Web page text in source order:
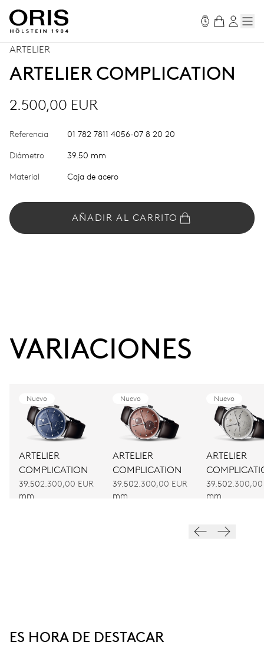
ARTELIER
ARTELIER COMPLICATION
2.500,00 EUR
Referencia 01 782 7811 4056-07 8 20 20
Diámetro 39.50 mm
Material Caja de acero
AÑADIR AL CARRITO
VARIACIONES
Nuevo
ARTELIER
COMPLICATION
39.50
mm
2.300,00 EUR
Nuevo
ARTELIER
COMPLICATION
39.50
mm
2.300,00 EUR
Nuevo
ARTELIER
39.50
mm
2.300,00
ES HORA DE DESTACAR